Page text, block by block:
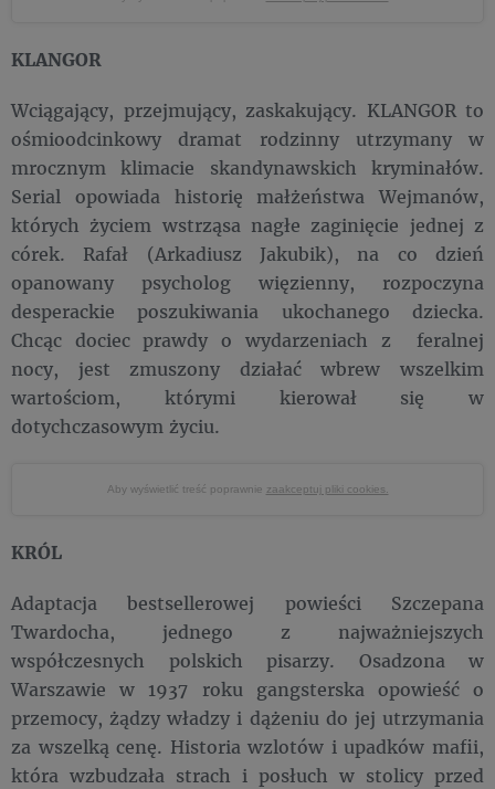
KLANGOR
Wciągający, przejmujący, zaskakujący. KLANGOR to
ośmioodcinkowy dramat rodzinny utrzymany w
mrocznym klimacie skandynawskich kryminałów.
Serial opowiada historię małżeństwa Wejmanów,
których życiem wstrząsa nagłe zaginięcie jednej z
córek. Rafał (Arkadiusz Jakubik), na co dzień
opanowany psycholog więzienny, rozpoczyna
desperackie poszukiwania ukochanego dziecka.
Chcąc dociec prawdy o wydarzeniach z feralnej
nocy, jest zmuszony działać wbrew wszelkim
wartościom, którymi kierował się w
dotychczasowym życiu.
Aby wyświetlić treść poprawnie zaakceptuj pliki cookies.
KRÓL
Adaptacja bestsellerowej powieści Szczepana
Twardocha, jednego z najważniejszych
współczesnych polskich pisarzy. Osadzona w
Warszawie w 1937 roku gangsterska opowieść o
przemocy, żądzy władzy i dążeniu do jej utrzymania
za wszelką cenę. Historia wzlotów i upadków mafii,
która wzbudzała strach i posłuch w stolicy przed